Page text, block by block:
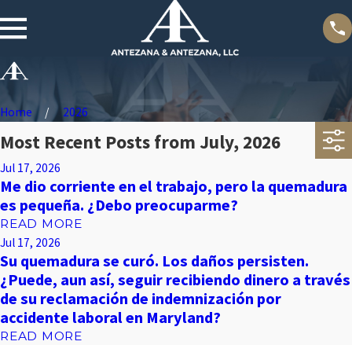
Home 2026
Most Recent Posts from July, 2026
Jul 17, 2026
Me dio corriente en el trabajo, pero la quemadura
es pequeña. ¿Debo preocuparme?
READ MORE
Jul 17, 2026
Su quemadura se curó. Los daños persisten.
¿Puede, aun así, seguir recibiendo dinero a través
de su reclamación de indemnización por
accidente laboral en Maryland?
READ MORE